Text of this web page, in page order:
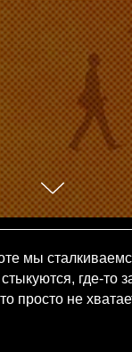
мы
где-то
просто не